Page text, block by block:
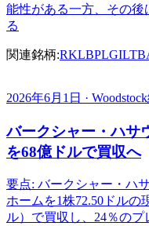
能性がある一方、その
る
関連銘柄:RKLBPLGILT
2026年6月1日 ·
バークシャー・ハサ
を68億ドルで買収へ
要点: バークシャー・ハ
ホームを1株72.50ドルの
ル）で買収し、24％の